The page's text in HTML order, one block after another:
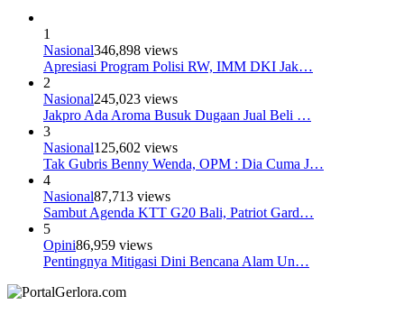
1
Nasional346,898 views
Apresiasi Program Polisi RW, IMM DKI Jak…
2
Nasional245,023 views
Jakpro Ada Aroma Busuk Dugaan Jual Beli …
3
Nasional125,602 views
Tak Gubris Benny Wenda, OPM : Dia Cuma J…
4
Nasional87,713 views
Sambut Agenda KTT G20 Bali, Patriot Gard…
5
Opini86,959 views
Pentingnya Mitigasi Dini Bencana Alam Un…